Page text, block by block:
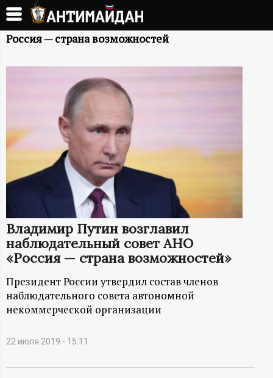
Перейти
основному
А
Н
И
М
А
Й
Д
А
Н
-
и
Россия — страна возможностей
Владимир Путин возглавил
наблюдательный совет АНО
«Россия — страна возможностей»
Президент России утвердил состав членов
наблюдательного совета автономной
некоммерческой организации
22 июля 2019 - 15:11